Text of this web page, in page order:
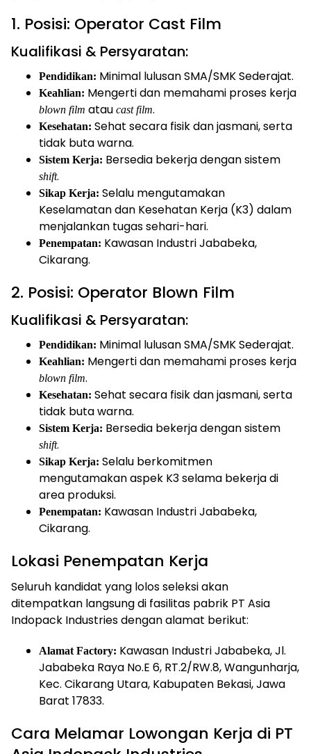
1. Posisi: Operator Cast Film
Kualifikasi & Persyaratan:
Pendidikan: Minimal lulusan SMA/SMK Sederajat.
Keahlian: Mengerti dan memahami proses kerja
blown film atau cast film.
Kesehatan: Sehat secara fisik dan jasmani, serta
tidak buta warna.
Sistem Kerja: Bersedia bekerja dengan sistem
shift.
Sikap Kerja: Selalu mengutamakan
Keselamatan dan Kesehatan Kerja (K3) dalam
menjalankan tugas sehari-hari.
Penempatan: Kawasan Industri Jababeka,
Cikarang.
2. Posisi: Operator Blown Film
Kualifikasi & Persyaratan:
Pendidikan: Minimal lulusan SMA/SMK Sederajat.
Keahlian: Mengerti dan memahami proses kerja
blown film.
Kesehatan: Sehat secara fisik dan jasmani, serta
tidak buta warna.
Sistem Kerja: Bersedia bekerja dengan sistem
shift.
Sikap Kerja: Selalu berkomitmen
mengutamakan aspek K3 selama bekerja di
area produksi.
Penempatan: Kawasan Industri Jababeka,
Cikarang.
Lokasi Penempatan Kerja
Seluruh kandidat yang lolos seleksi akan
ditempatkan langsung di fasilitas pabrik PT Asia
Indopack Industries dengan alamat berikut:
Alamat Factory: Kawasan Industri Jababeka, Jl.
Jababeka Raya No.E 6, RT.2/RW.8, Wangunharja,
Kec. Cikarang Utara, Kabupaten Bekasi, Jawa
Barat 17833.
Cara Melamar Lowongan Kerja di PT